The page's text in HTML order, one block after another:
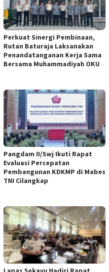
Perkuat Sinergi Pembinaan,
Rutan Baturaja Laksanakan
Penandatanganan Kerja Sama
Bersama Muhammadiyah OKU
Pangdam II/Swj Ikuti Rapat
Evaluasi Percepatan
Pembangunan KDKMP di Mabes
TNI Cilangkap